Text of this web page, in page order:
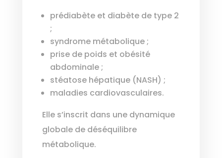
prédiabète et diabète de type 2
;
syndrome métabolique ;
prise de poids et obésité
abdominale ;
stéatose hépatique (NASH) ;
maladies cardiovasculaires.
Elle s’inscrit dans une dynamique
globale de déséquilibre
métabolique.